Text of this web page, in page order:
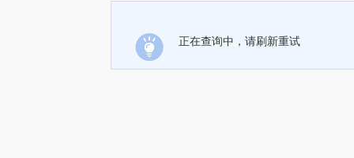
正在查询中，请刷新重试